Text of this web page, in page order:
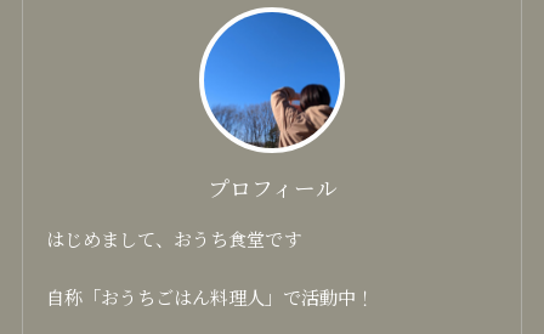
プロフィール
はじめまして、おうち食堂です
自称「おうちごはん料理人」で活動中！